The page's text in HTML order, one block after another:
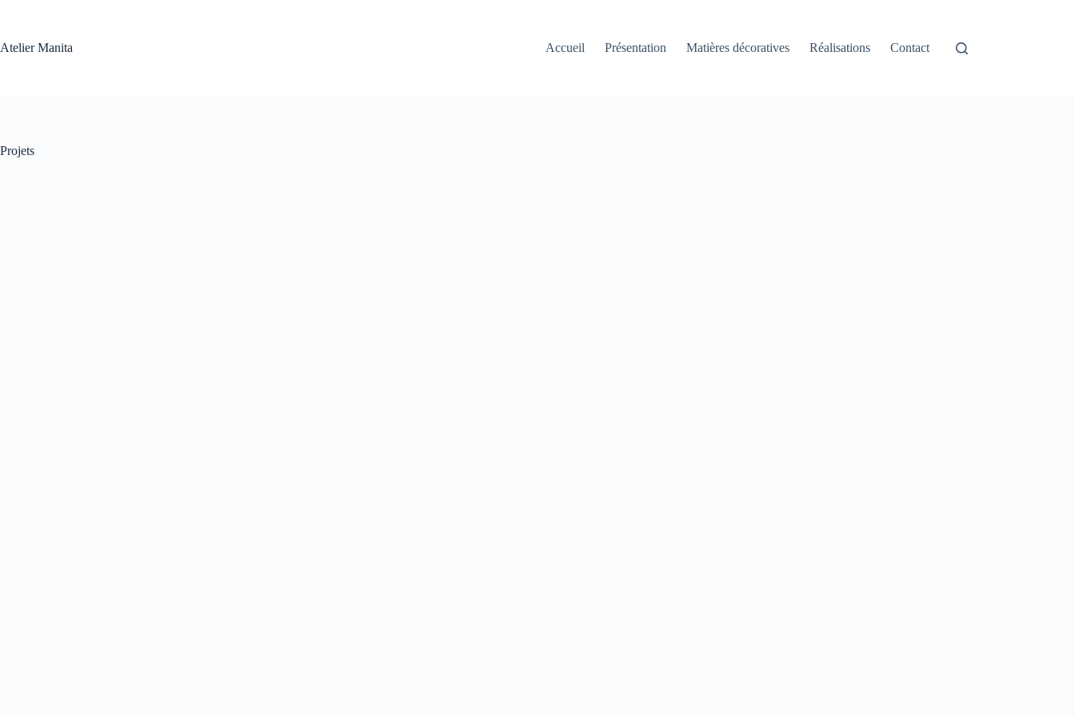
Atelier Manita
Accueil Présentation Matières décoratives Réalisations Contact
Projets